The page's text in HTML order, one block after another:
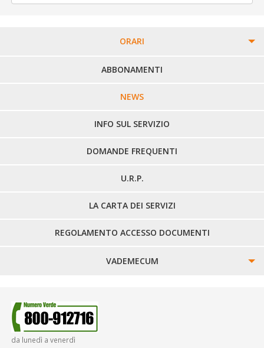
ORARI
PERCORSI URBANI IN BIELLA
LINEE URBANE VERCELLI
LINEE EXTRAURBANE
ABBONAMENTI
NEWS
INFO SUL SERVIZIO
DOMANDE FREQUENTI
U.R.P.
LA CARTA DEI SERVIZI
REGOLAMENTO ACCESSO DOCUMENTI
VADEMECUM
SMARRIMENTO OGGETTI
da lunedì a venerdì